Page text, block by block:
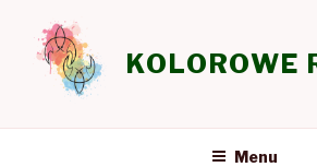
treści
KOLOROWE
Menu